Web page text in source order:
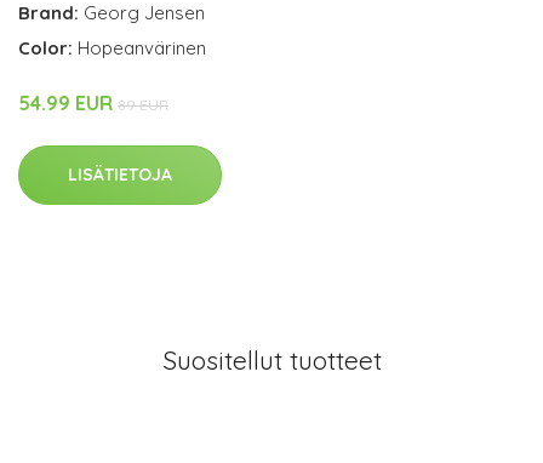
Brand: Georg Jensen
Color: Hopeanvärinen
54.99 EUR 89 EUR
LISÄTIETOJA
Suositellut tuotteet